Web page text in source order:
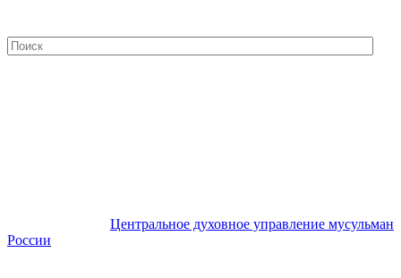
Центральное духовное управление мусульман
России